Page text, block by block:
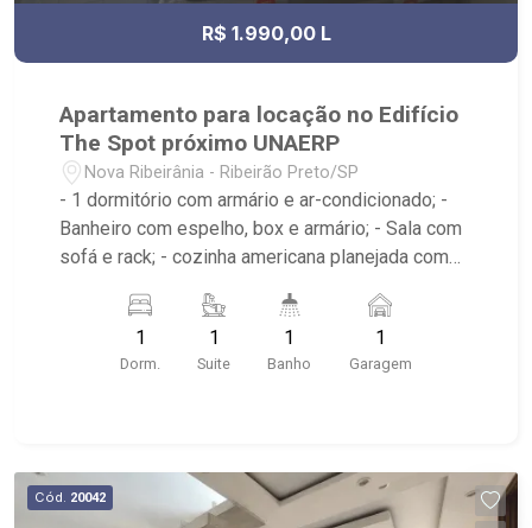
R$ 1.990,00 L
Apartamento para locação no Edifício
The Spot próximo UNAERP
Nova Ribeirânia - Ribeirão Preto/SP
- 1 dormitório com armário e ar-condicionado; -
Banheiro com espelho, box e armário; - Sala com
sofá e rack; - cozinha americana planejada com
portaria 24 horas, sala de estudos, biblioteca,
cozinha gourmet, lavanderia, piscina e
churrasqueira; - Próximo ao Estádio Santa Cruz -
1
Dorm.
1
Suite
1
Banho
1
Garagem
Cód. 20042